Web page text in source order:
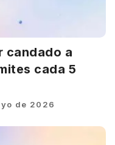
candado a
cada 5
de 2026